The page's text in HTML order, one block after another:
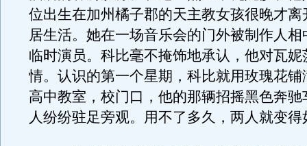
位出生在加州橘子郡的天主教女孩很晚才离
居生活。她在一场音乐会的门外被制作人
临时演员。科比毫不掩饰地承认，他对瓦妮
情。认识的第一个星期，科比就用玫瑰花铺
高中教室，校门口，他的那辆招摇黑色奔驰
人纷纷驻足旁观。用不了多久，两人就变得